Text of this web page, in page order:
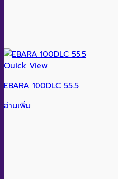
Quick View
EBARA 100DLC 55.5
อ่านเพิ่ม